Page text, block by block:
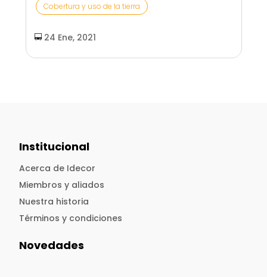
Cobertura y uso de la tierra
24 Ene, 2021
Institucional
Acerca de Idecor
Miembros y aliados
Nuestra historia
Términos y condiciones
Novedades